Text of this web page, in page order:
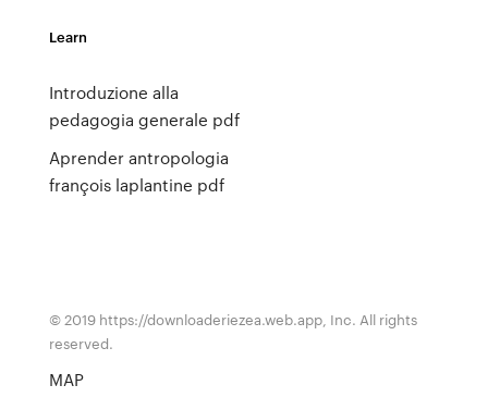
Learn
Introduzione alla
pedagogia generale pdf
Aprender antropologia
françois laplantine pdf
© 2019 https://downloaderiezea.web.app, Inc. All rights
reserved.
MAP